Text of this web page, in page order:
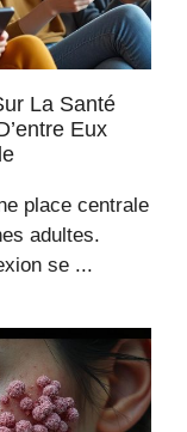
La Santé
Eux
place centrale
adultes.
se ...